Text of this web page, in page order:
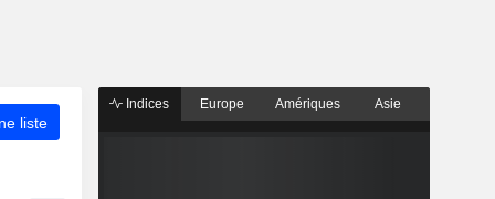
liste
Indices Europe Amériques Asie